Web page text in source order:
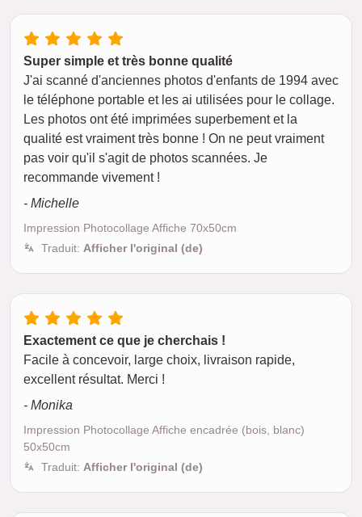
Super simple et très bonne qualité
J'ai scanné d'anciennes photos d'enfants de 1994 avec
le téléphone portable et les ai utilisées pour le collage.
Les photos ont été imprimées superbement et la
qualité est vraiment très bonne ! On ne peut vraiment
pas voir qu'il s'agit de photos scannées. Je
recommande vivement !
- Michelle
Impression Photocollage Affiche 70x50cm
Traduit: Afficher l'original (de)
Exactement ce que je cherchais !
Facile à concevoir, large choix, livraison rapide,
excellent résultat. Merci !
- Monika
Impression Photocollage Affiche encadrée (bois, blanc)
50x50cm
Traduit: Afficher l'original (de)